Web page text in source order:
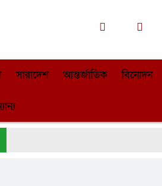
সারাদেশ আন্তর্জাতিক বিনোদন